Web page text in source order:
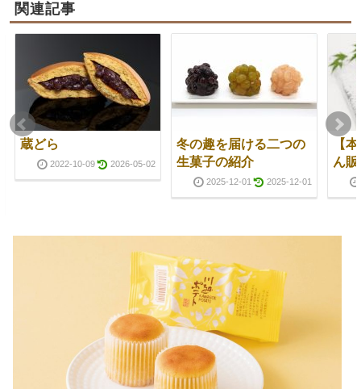
関連記事
蔵どら
2022-10-09 2026-05-02
冬の趣を届ける二つの
生菓子の紹介
2025-12-01 2025-12-01
【
ん